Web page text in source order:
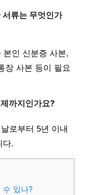
류는 무엇인가
본인 신분증 사본,
장 사본 등이 필요
까지인가요?
로부터 5년 이내
다.
수 있나?